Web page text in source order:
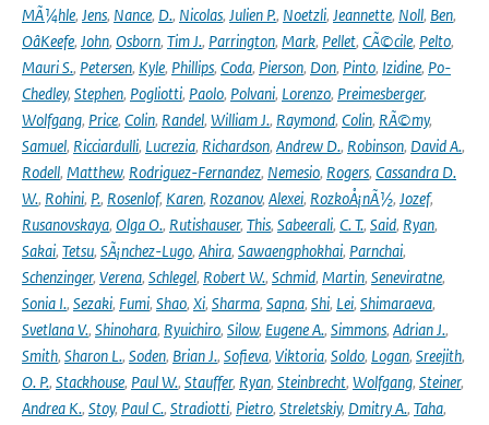
MÃ¼hle, Jens, Nance, D., Nicolas, Julien P., Noetzli, Jeannette, Noll, Ben,
OâKeefe, John, Osborn, Tim J., Parrington, Mark, Pellet, CÃ©cile, Pelto,
Mauri S., Petersen, Kyle, Phillips, Coda, Pierson, Don, Pinto, Izidine, Po-
Chedley, Stephen, Pogliotti, Paolo, Polvani, Lorenzo, Preimesberger,
Wolfgang, Price, Colin, Randel, William J., Raymond, Colin, RÃ©my,
Samuel, Ricciardulli, Lucrezia, Richardson, Andrew D., Robinson, David A.,
Rodell, Matthew, Rodriguez-Fernandez, Nemesio, Rogers, Cassandra D.
W., Rohini, P., Rosenlof, Karen, Rozanov, Alexei, RozkoÅ¡nÃ½, Jozef,
Rusanovskaya, Olga O., Rutishauser, This, Sabeerali, C. T., Said, Ryan,
Sakai, Tetsu, SÃ¡nchez-Lugo, Ahira, Sawaengphokhai, Parnchai,
Schenzinger, Verena, Schlegel, Robert W., Schmid, Martin, Seneviratne,
Sonia I., Sezaki, Fumi, Shao, Xi, Sharma, Sapna, Shi, Lei, Shimaraeva,
Svetlana V., Shinohara, Ryuichiro, Silow, Eugene A., Simmons, Adrian J.,
Smith, Sharon L., Soden, Brian J., Sofieva, Viktoria, Soldo, Logan, Sreejith,
O. P., Stackhouse, Paul W., Stauffer, Ryan, Steinbrecht, Wolfgang, Steiner,
Andrea K., Stoy, Paul C., Stradiotti, Pietro, Streletskiy, Dmitry A., Taha,